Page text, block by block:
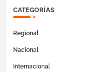
CATEGORÍAS
Regional
Nacional
Internacional